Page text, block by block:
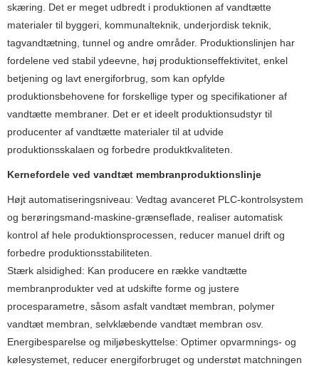
skæring. Det er meget udbredt i produktionen af ​​vandtætte
materialer til byggeri, kommunalteknik, underjordisk teknik,
tagvandtætning, tunnel og andre områder. Produktionslinjen har
fordelene ved stabil ydeevne, høj produktionseffektivitet, enkel
betjening og lavt energiforbrug, som kan opfylde
produktionsbehovene for forskellige typer og specifikationer af
vandtætte membraner. Det er et ideelt produktionsudstyr til
producenter af vandtætte materialer til at udvide
produktionsskalaen og forbedre produktkvaliteten.
Kernefordele ved vandtæt membranproduktionslinje
Højt automatiseringsniveau: Vedtag avanceret PLC-kontrolsystem
og berøringsmand-maskine-grænseflade, realiser automatisk
kontrol af hele produktionsprocessen, reducer manuel drift og
forbedre produktionsstabiliteten.
Stærk alsidighed: Kan producere en række vandtætte
membranprodukter ved at udskifte forme og justere
procesparametre, såsom asfalt vandtæt membran, polymer
vandtæt membran, selvklæbende vandtæt membran osv.
Energibesparelse og miljøbeskyttelse: Optimer opvarmnings- og
kølesystemet, reducer energiforbruget og understøt matchningen